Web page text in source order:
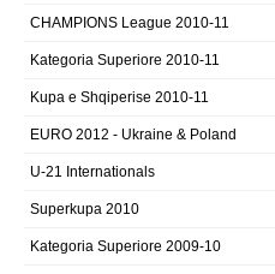
CHAMPIONS League 2010-11
Kategoria Superiore 2010-11
Kupa e Shqiperise 2010-11
EURO 2012 - Ukraine & Poland
U-21 Internationals
Superkupa 2010
Kategoria Superiore 2009-10